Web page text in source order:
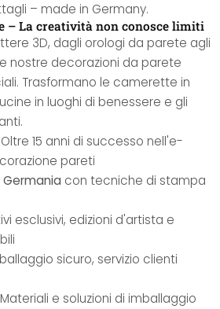
– made in Germany.
– La creatività non conosce limiti
3D, dagli orologi da parete agli
nostre decorazioni da parete
Trasformano le camerette in
in luoghi di benessere e gli
Oltre 15 anni di successo nell'e-
pareti
con tecniche di stampa
esclusivi, edizioni d'artista e
sicuro, servizio clienti
Materiali e soluzioni di imballaggio